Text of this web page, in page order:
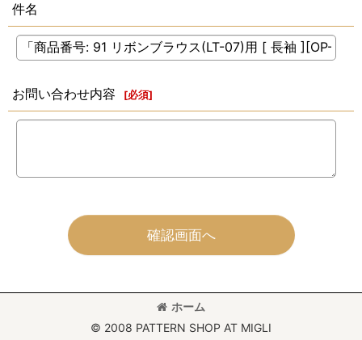
件名
お問い合わせ内容 [必須]
確認画面へ
ホーム
© 2008 PATTERN SHOP AT MIGLI